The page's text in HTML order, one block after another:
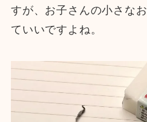
すが、お子さんの小さな
ていいですよね。